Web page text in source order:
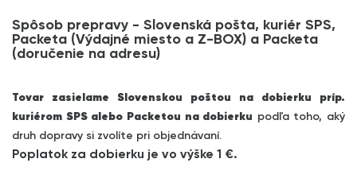
Spôsob prepravy - Slovenská pošta, kuriér SPS,
Packeta (Výdajné miesto a Z-BOX) a Packeta
(doručenie na adresu)
Tovar zasielame Slovenskou poštou na dobierku príp.
kuriérom SPS alebo Packetou na dobierku podľa toho, aký
druh dopravy si zvolíte pri objednávaní.
Poplatok za dobierku je vo výške 1 €.